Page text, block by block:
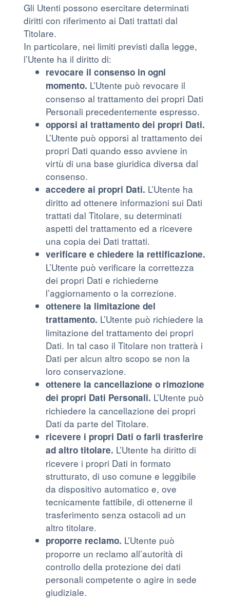
Gli Utenti possono esercitare determinati
diritti con riferimento ai Dati trattati dal
Titolare.
In particolare, nei limiti previsti dalla legge,
l’Utente ha il diritto di:
revocare il consenso in ogni
momento. L’Utente può revocare il
consenso al trattamento dei propri Dati
Personali precedentemente espresso.
opporsi al trattamento dei propri Dati.
L’Utente può opporsi al trattamento dei
propri Dati quando esso avviene in
virtù di una base giuridica diversa dal
consenso.
accedere ai propri Dati. L’Utente ha
diritto ad ottenere informazioni sui Dati
trattati dal Titolare, su determinati
aspetti del trattamento ed a ricevere
una copia dei Dati trattati.
verificare e chiedere la rettificazione.
L’Utente può verificare la correttezza
dei propri Dati e richiederne
l’aggiornamento o la correzione.
ottenere la limitazione del
trattamento. L’Utente può richiedere la
limitazione del trattamento dei propri
Dati. In tal caso il Titolare non tratterà i
Dati per alcun altro scopo se non la
loro conservazione.
ottenere la cancellazione o rimozione
dei propri Dati Personali. L’Utente può
richiedere la cancellazione dei propri
Dati da parte del Titolare.
ricevere i propri Dati o farli trasferire
ad altro titolare. L’Utente ha diritto di
ricevere i propri Dati in formato
strutturato, di uso comune e leggibile
da dispositivo automatico e, ove
tecnicamente fattibile, di ottenerne il
trasferimento senza ostacoli ad un
altro titolare.
proporre reclamo. L’Utente può
proporre un reclamo all’autorità di
controllo della protezione dei dati
personali competente o agire in sede
giudiziale.